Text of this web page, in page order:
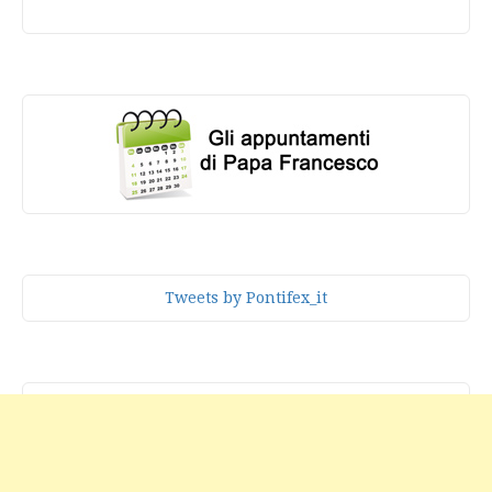
Tweets by Pontifex_it